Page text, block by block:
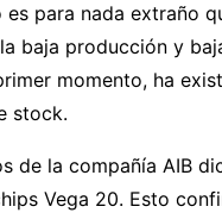
para nada extraño
baja producción y
momento, ha
stock.
de la compañía AIB
Vega 20. Esto